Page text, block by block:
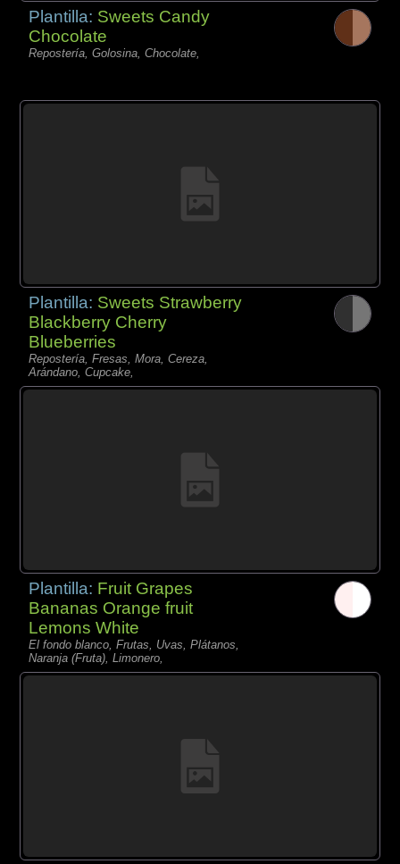
Plantilla: Sweets Candy
Chocolate
Repostería, Golosina, Chocolate,
Plantilla: Sweets Strawberry
Blackberry Cherry
Blueberries
Repostería, Fresas, Mora, Cereza,
Arándano, Cupcake,
Plantilla: Fruit Grapes
Bananas Orange fruit
Lemons White
El fondo blanco, Frutas, Uvas, Plátanos,
Naranja (Fruta), Limonero,